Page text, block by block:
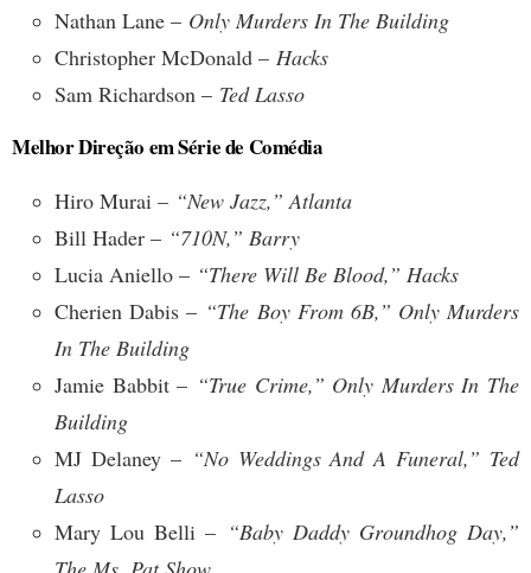
Nathan Lane – Only Murders In The Building
Christopher McDonald – Hacks
Sam Richardson – Ted Lasso
Melhor Direção em Série de Comédia
Hiro Murai – “New Jazz,” Atlanta
Bill Hader – “710N,” Barry
Lucia Aniello – “There Will Be Blood,” Hacks
Cherien Dabis – “The Boy From 6B,” Only Murders
In The Building
Jamie Babbit – “True Crime,” Only Murders In The
Building
MJ Delaney – “No Weddings And A Funeral,” Ted
Lasso
Mary Lou Belli – “Baby Daddy Groundhog Day,”